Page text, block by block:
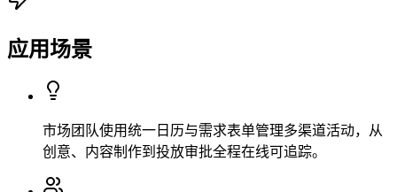
应用场景
市场团队使用统一日历与需求表单管理多渠道活动，从
创意、内容制作到投放审批全程在线可追踪。